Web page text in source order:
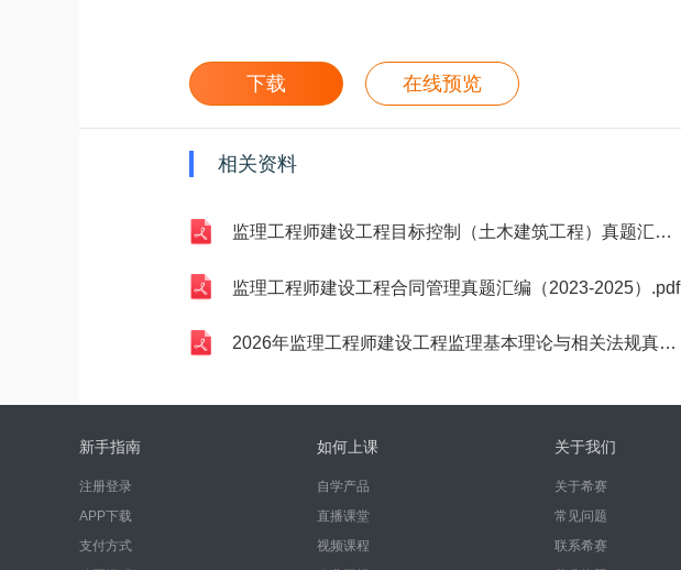
下载 在线预览
相关资料
监理工程师建设工程目标控制（土木建筑工程）真题汇编（2023-2025）.pdf
监理工程师建设工程合同管理真题汇编（2023-2025）.pdf
2026年监理工程师建设工程监理基本理论与相关法规真题答案及解析.pdf
新手指南
注册登录
APP下载
支付方式
如何上课
自学产品
直播课堂
视频课程
关于我们
关于希赛
常见问题
联系希赛